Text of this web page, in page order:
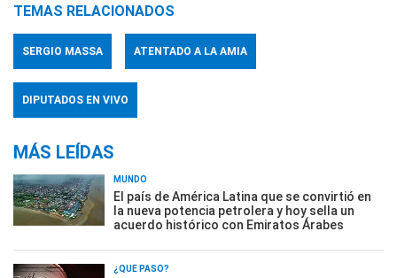
TEMAS RELACIONADOS
SERGIO MASSA ATENTADO A LA AMIA
DIPUTADOS EN VIVO
MÁS LEÍDAS
MUNDO
El país de América Latina que se convirtió en
la nueva potencia petrolera y hoy sella un
acuerdo histórico con Emiratos Árabes
¿QUÉ PASÓ?